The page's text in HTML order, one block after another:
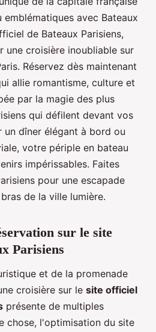
avec Bateaux
de Bateaux Parisiens,
une croisière inoubliable sur
Réservez dès maintenant
allie romantisme, culture et
par la magie des plus
qui défilent devant vos
un dîner élégant à bord ou
votre périple en bateau
impérissables. Faites
pour une escapade
de la ville lumière.
sur le site
Parisiens
et de la promenade
croisière sur le site officiel
présente de multiples
chose, l'optimisation du site